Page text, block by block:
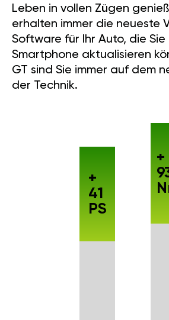
Leben in vollen Zügen
erhalten immer die neueste
Software für Ihr Auto, die
Smartphone aktualisieren
GT sind Sie immer auf dem
der Technik.
+
41
PS
+